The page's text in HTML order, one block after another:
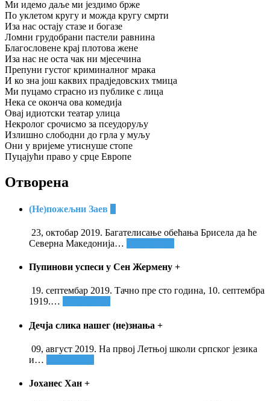
Ми идемо даље ми јездимо брже
По уклетом кругу и можда кругу смрти
Иза нас остају стазе и богазе
Ломни грудобрани пастели равнина
Благословене крај плотова жене
Иза нас не оста чак ни мјесечина
Препуни густог криминалног мрака
И ко зна још каквих прадједовских тмица
Ми пуцамо страсно из публике с лица
Нека се оконча ова комедија
Овај идиотски театар улица
Некролог срочисмо за псеудоруљу
Излишно слободни до грла у муљу
Они у вријеме утиснуше стопе
Пуцајући право у срце Европе
Отворена
(Не)пожељни Заев
23, октобар 2019. Багателисање обећања Брисела да ће
Северна Македонија…
Пупинови успеси у Сен Жермену +
19. септембар 2019. Тачно пре сто година, 10. септембра
1919.…
Дечја слика нашег (не)знања +
09, август 2019. На првој Летњој школи српског језика
и…
Јоханес Хан +